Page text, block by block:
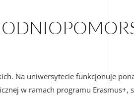
Na uniwersytecie funkcjonuje
w ramach programu Erasmus+,